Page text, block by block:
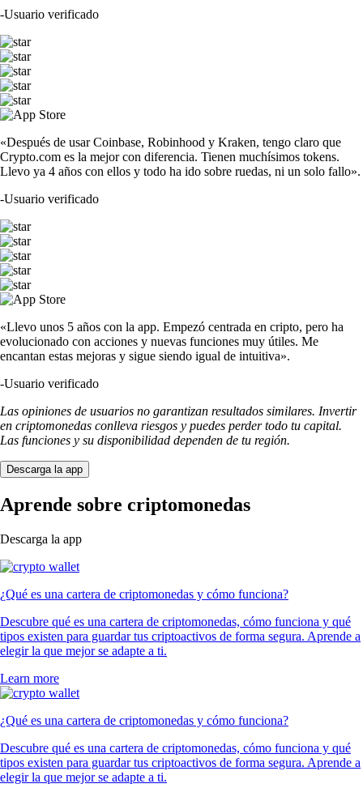
-Usuario verificado
«Después de usar Coinbase, Robinhood y Kraken, tengo claro que
Crypto.com es la mejor con diferencia. Tienen muchísimos tokens.
Llevo ya 4 años con ellos y todo ha ido sobre ruedas, ni un solo fallo».
-Usuario verificado
«Llevo unos 5 años con la app. Empezó centrada en cripto, pero ha
evolucionado con acciones y nuevas funciones muy útiles. Me
encantan estas mejoras y sigue siendo igual de intuitiva».
-Usuario verificado
Las opiniones de usuarios no garantizan resultados similares. Invertir
en criptomonedas conlleva riesgos y puedes perder todo tu capital.
Las funciones y su disponibilidad dependen de tu región.
Descarga la app
Aprende sobre criptomonedas
Descarga la app
¿Qué es una cartera de criptomonedas y cómo funciona?
Descubre qué es una cartera de criptomonedas, cómo funciona y qué
tipos existen para guardar tus criptoactivos de forma segura. Aprende a
elegir la que mejor se adapte a ti.
Learn more
¿Qué es una cartera de criptomonedas y cómo funciona?
Descubre qué es una cartera de criptomonedas, cómo funciona y qué
tipos existen para guardar tus criptoactivos de forma segura. Aprende a
elegir la que mejor se adapte a ti.